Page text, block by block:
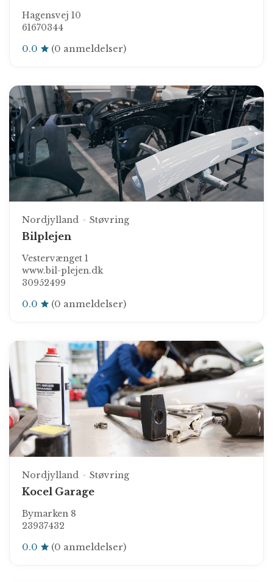
Hagensvej 10
61670344
0.0 (0 anmeldelser)
Nordjylland Støvring
Bilplejen
Vestervænget 1
www.bil-plejen.dk
30952499
0.0 (0 anmeldelser)
Nordjylland Støvring
Kocel Garage
Bymarken 8
23937432
0.0 (0 anmeldelser)